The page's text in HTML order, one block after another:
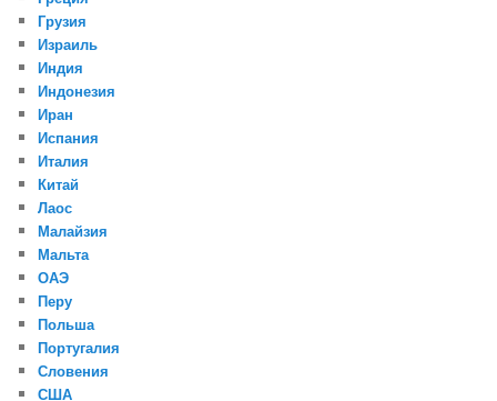
Грузия
Израиль
Индия
Индонезия
Иран
Испания
Италия
Китай
Лаос
Малайзия
Мальта
ОАЭ
Перу
Польша
Португалия
Словения
США